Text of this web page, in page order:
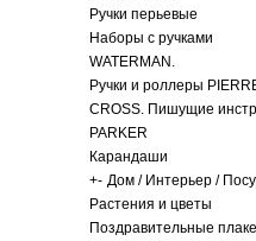
Ручки перьевые
Наборы с ручками
WATERMAN.
Ручки и роллеры
CROSS. Пишущие
PARKER
Карандаши
+- Дом / Интерьер /
Растения и цветы
Поздравительные